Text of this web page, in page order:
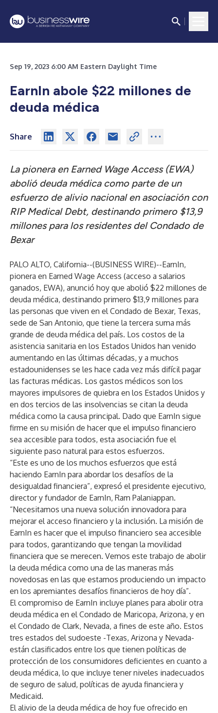
Sep 19, 2023 6:00 AM Eastern Daylight Time
EarnIn abole $22 millones de
deuda médica
Share
La pionera en Earned Wage Access (EWA)
abolió deuda médica como parte de un
esfuerzo de alivio nacional en asociación con
RIP Medical Debt, destinando primero $13,9
millones para los residentes del Condado de
Bexar
PALO ALTO, California--(BUSINESS WIRE)--EarnIn,
pionera en Earned Wage Access (acceso a salarios
ganados, EWA), anunció hoy que abolió $22 millones de
deuda médica, destinando primero $13,9 millones para
las personas que viven en el Condado de Bexar, Texas,
sede de San Antonio, que tiene la tercera suma más
grande de deuda médica del país. Los costos de la
asistencia sanitaria en los Estados Unidos han venido
aumentando en las últimas décadas, y a muchos
estadounidenses se les hace cada vez más difícil pagar
las facturas médicas. Los gastos médicos son los
mayores impulsores de quiebra en los Estados Unidos y
en dos tercios de las insolvencias se citan la deuda
médica como la causa principal. Dado que EarnIn sigue
firme en su misión de hacer que el impulso financiero
sea accesible para todos, esta asociación fue el
siguiente paso natural para estos esfuerzos.
“Este es uno de los muchos esfuerzos que está
haciendo EarnIn para abordar los desafíos de la
desigualdad financiera”, expresó el presidente ejecutivo,
director y fundador de EarnIn, Ram Palaniappan.
“Necesitamos una nueva solución innovadora para
mejorar el acceso financiero y la inclusión. La misión de
EarnIn es hacer que el impulso financiero sea accesible
para todos, garantizando que tengan la movilidad
financiera que se merecen. Vemos este trabajo de abolir
la deuda médica como una de las maneras más
novedosas en las que estamos produciendo un impacto
en los apremiantes desafíos financieros de hoy día”.
El compromiso de EarnIn incluye planes para abolir otra
deuda médica en el Condado de Maricopa, Arizona, y en
el Condado de Clark, Nevada, a fines de este año. Estos
tres estados del sudoeste -Texas, Arizona y Nevada-
están clasificados entre los que tienen políticas de
protección de los consumidores deficientes en cuanto a
deuda médica, lo que incluye tener niveles inadecuados
de seguro de salud, políticas de ayuda financiera y
Medicaid.
El alivio de la deuda médica de hoy fue ofrecido en